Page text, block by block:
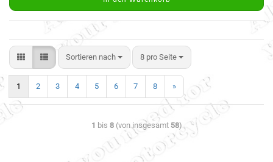
Sortieren nach 8 pro Seite
1 2 3 4 5 6 7 8 »
1 bis 8(von insgesamt 58)